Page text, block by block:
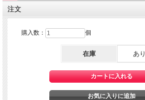
注文
購入数： 個
在庫 あり